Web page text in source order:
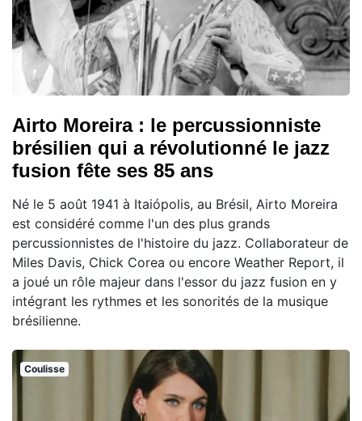
Airto Moreira : le percussionniste
brésilien qui a révolutionné le jazz
fusion fête ses 85 ans
Né le 5 août 1941 à Itaiópolis, au Brésil, Airto Moreira
est considéré comme l'un des plus grands
percussionnistes de l'histoire du jazz. Collaborateur de
Miles Davis, Chick Corea ou encore Weather Report, il
a joué un rôle majeur dans l'essor du jazz fusion en y
intégrant les rythmes et les sonorités de la musique
brésilienne.
Coulisse